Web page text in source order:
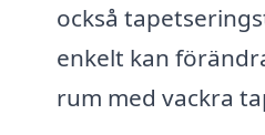
också
enkelt kan
rum med vackra